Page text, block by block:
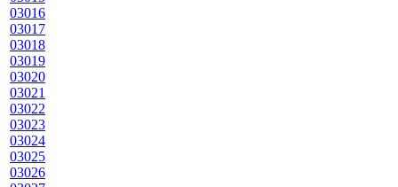
03016
03017
03018
03019
03020
03021
03022
03023
03024
03025
03026